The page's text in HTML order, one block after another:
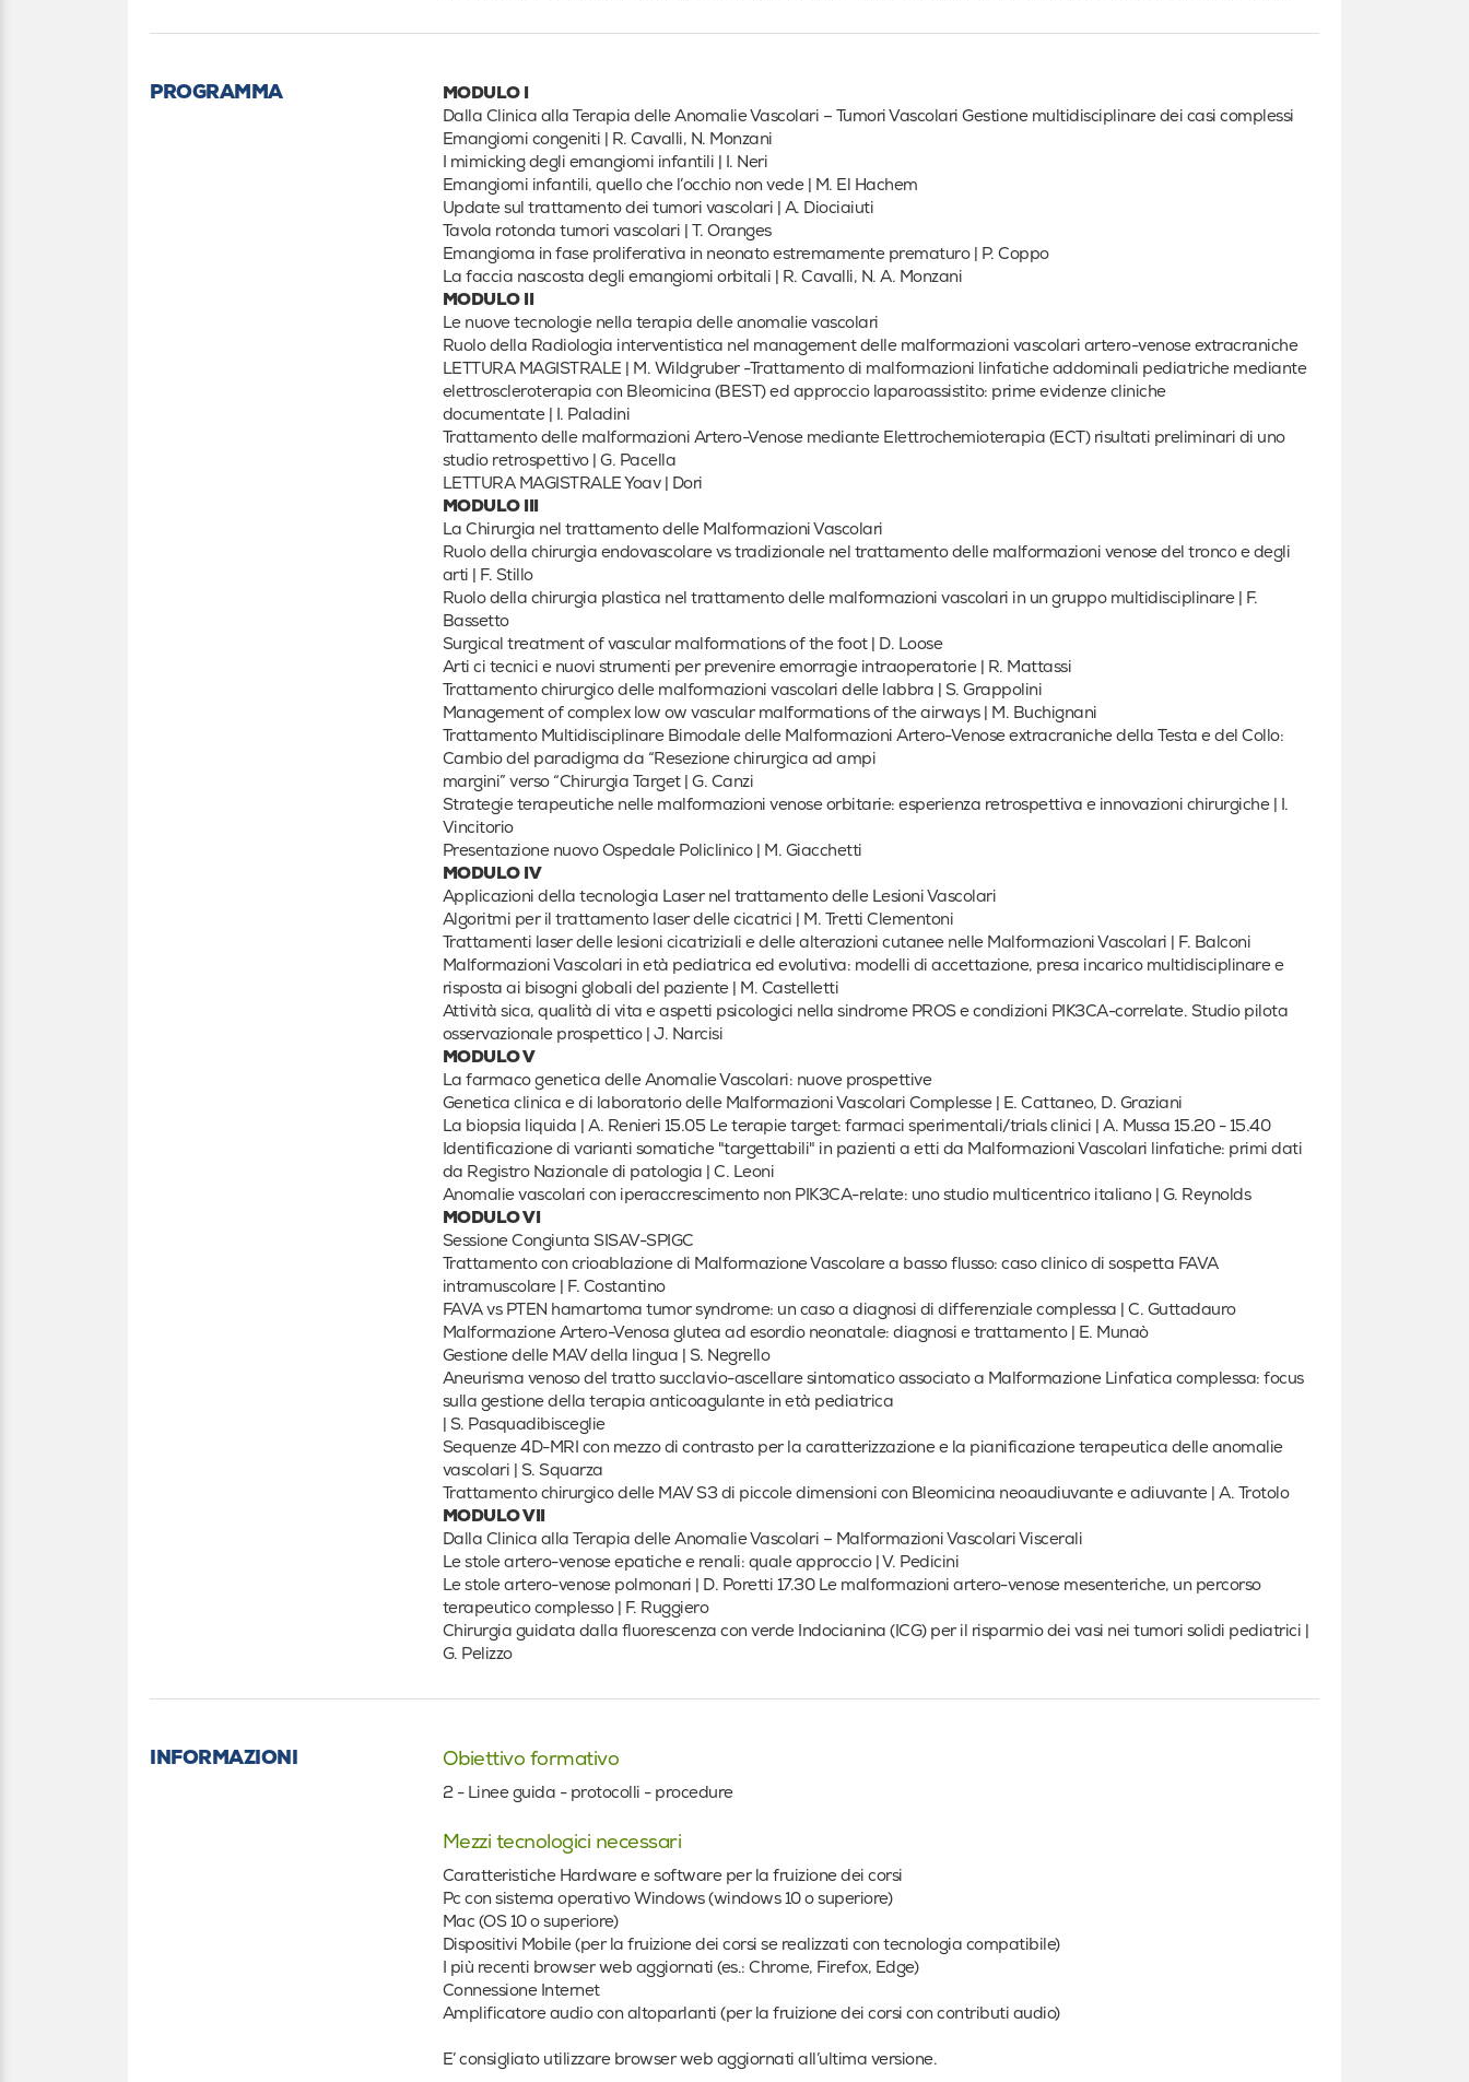
PROGRAMMA
MODULO I
Dalla Clinica alla Terapia delle Anomalie Vascolari – Tumori Vascolari Gestione multidisciplinare dei casi complessi
Emangiomi congeniti | R. Cavalli, N. Monzani
I mimicking degli emangiomi infantili | I. Neri
Emangiomi infantili, quello che l’occhio non vede | M. El Hachem
Update sul trattamento dei tumori vascolari | A. Diociaiuti
Tavola rotonda tumori vascolari | T. Oranges
Emangioma in fase proliferativa in neonato estremamente prematuro | P. Coppo
La faccia nascosta degli emangiomi orbitali | R. Cavalli, N. A. Monzani
MODULO II
Le nuove tecnologie nella terapia delle anomalie vascolari
Ruolo della Radiologia interventistica nel management delle malformazioni vascolari artero-venose extracraniche
LETTURA MAGISTRALE | M. Wildgruber -Trattamento di malformazioni linfatiche addominali pediatriche mediante
elettroscleroterapia con Bleomicina (BEST) ed approccio laparoassistito: prime evidenze cliniche
documentate | I. Paladini
Trattamento delle malformazioni Artero-Venose mediante Elettrochemioterapia (ECT) risultati preliminari di uno
studio retrospettivo | G. Pacella
LETTURA MAGISTRALE Yoav | Dori
MODULO III
La Chirurgia nel trattamento delle Malformazioni Vascolari
Ruolo della chirurgia endovascolare vs tradizionale nel trattamento delle malformazioni venose del tronco e degli
arti | F. Stillo
Ruolo della chirurgia plastica nel trattamento delle malformazioni vascolari in un gruppo multidisciplinare | F.
Bassetto
Surgical treatment of vascular malformations of the foot | D. Loose
Arti ci tecnici e nuovi strumenti per prevenire emorragie intraoperatorie | R. Mattassi
Trattamento chirurgico delle malformazioni vascolari delle labbra | S. Grappolini
Management of complex low ow vascular malformations of the airways | M. Buchignani
Trattamento Multidisciplinare Bimodale delle Malformazioni Artero-Venose extracraniche della Testa e del Collo:
Cambio del paradigma da “Resezione chirurgica ad ampi
margini” verso “Chirurgia Target | G. Canzi
Strategie terapeutiche nelle malformazioni venose orbitarie: esperienza retrospettiva e innovazioni chirurgiche | I.
Vincitorio
Presentazione nuovo Ospedale Policlinico | M. Giacchetti
MODULO IV
Applicazioni della tecnologia Laser nel trattamento delle Lesioni Vascolari
Algoritmi per il trattamento laser delle cicatrici | M. Tretti Clementoni
Trattamenti laser delle lesioni cicatriziali e delle alterazioni cutanee nelle Malformazioni Vascolari | F. Balconi
Malformazioni Vascolari in età pediatrica ed evolutiva: modelli di accettazione, presa incarico multidisciplinare e
risposta ai bisogni globali del paziente | M. Castelletti
Attività sica, qualità di vita e aspetti psicologici nella sindrome PROS e condizioni PIK3CA-correlate. Studio pilota
osservazionale prospettico | J. Narcisi
MODULO V
La farmaco genetica delle Anomalie Vascolari: nuove prospettive
Genetica clinica e di laboratorio delle Malformazioni Vascolari Complesse | E. Cattaneo, D. Graziani
La biopsia liquida | A. Renieri 15.05 Le terapie target: farmaci sperimentali/trials clinici | A. Mussa 15.20 - 15.40
Identificazione di varianti somatiche "targettabili" in pazienti a etti da Malformazioni Vascolari linfatiche: primi dati
da Registro Nazionale di patologia | C. Leoni
Anomalie vascolari con iperaccrescimento non PIK3CA-relate: uno studio multicentrico italiano | G. Reynolds
MODULO VI
Sessione Congiunta SISAV-SPIGC
Trattamento con crioablazione di Malformazione Vascolare a basso flusso: caso clinico di sospetta FAVA
intramuscolare | F. Costantino
FAVA vs PTEN hamartoma tumor syndrome: un caso a diagnosi di differenziale complessa | C. Guttadauro
Malformazione Artero-Venosa glutea ad esordio neonatale: diagnosi e trattamento | E. Munaò
Gestione delle MAV della lingua | S. Negrello
Aneurisma venoso del tratto succlavio-ascellare sintomatico associato a Malformazione Linfatica complessa: focus
sulla gestione della terapia anticoagulante in età pediatrica
| S. Pasquadibisceglie
Sequenze 4D-MRI con mezzo di contrasto per la caratterizzazione e la pianificazione terapeutica delle anomalie
vascolari | S. Squarza
Trattamento chirurgico delle MAV S3 di piccole dimensioni con Bleomicina neoaudiuvante e adiuvante | A. Trotolo
MODULO VII
Dalla Clinica alla Terapia delle Anomalie Vascolari – Malformazioni Vascolari Viscerali
Le stole artero-venose epatiche e renali: quale approccio | V. Pedicini
Le stole artero-venose polmonari | D. Poretti 17.30 Le malformazioni artero-venose mesenteriche, un percorso
terapeutico complesso | F. Ruggiero
Chirurgia guidata dalla fluorescenza con verde Indocianina (ICG) per il risparmio dei vasi nei tumori solidi pediatrici |
G. Pelizzo
INFORMAZIONI Obiettivo formativo
2 - Linee guida - protocolli - procedure
Mezzi tecnologici necessari
Caratteristiche Hardware e software per la fruizione dei corsi
Pc con sistema operativo Windows (windows 10 o superiore)
Mac (OS 10 o superiore)
Dispositivi Mobile (per la fruizione dei corsi se realizzati con tecnologia compatibile)
I più recenti browser web aggiornati (es.: Chrome, Firefox, Edge)
Connessione Internet
Amplificatore audio con altoparlanti (per la fruizione dei corsi con contributi audio)
E’ consigliato utilizzare browser web aggiornati all’ultima versione.